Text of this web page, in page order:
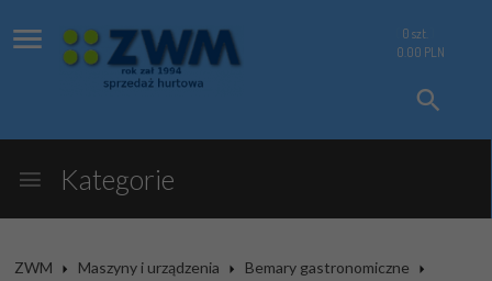
0 szt.
0.00 PLN
Kategorie
ZWM Maszyny i urządzenia Bemary gastronomiczne